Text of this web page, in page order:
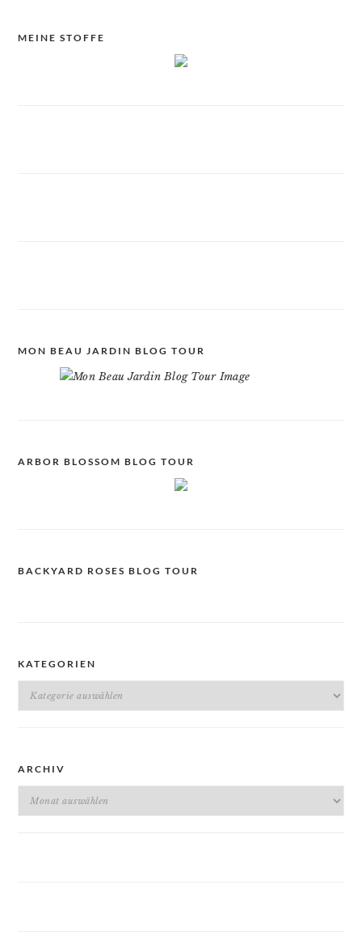
MEINE STOFFE
MON BEAU JARDIN BLOG TOUR
ARBOR BLOSSOM BLOG TOUR
BACKYARD ROSES BLOG TOUR
KATEGORIEN
Kategorien
ARCHIV
Archiv